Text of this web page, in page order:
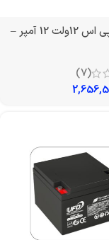
باتری یو پی اس 12ولت 12 آمپر –
(7)